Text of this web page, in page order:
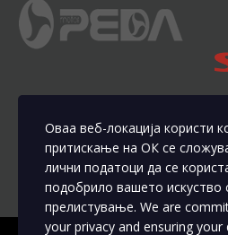
Оваа веб-локација користи
притискање на ОК се
лични податоци да се
подобрило вашето искуство
прелистување. We are
your privacy and ensuring your